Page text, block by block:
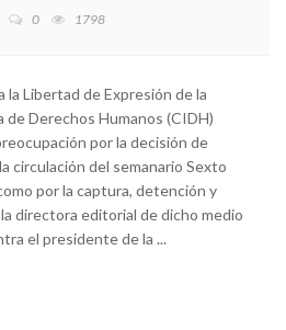
0 1798
la Libertad de Expresión de la
Derechos Humanos (CIDH)
por la decisión de
circulación del semanario Sexto
por la captura, detención y
directora editorial de dicho medio
el presidente de la ...